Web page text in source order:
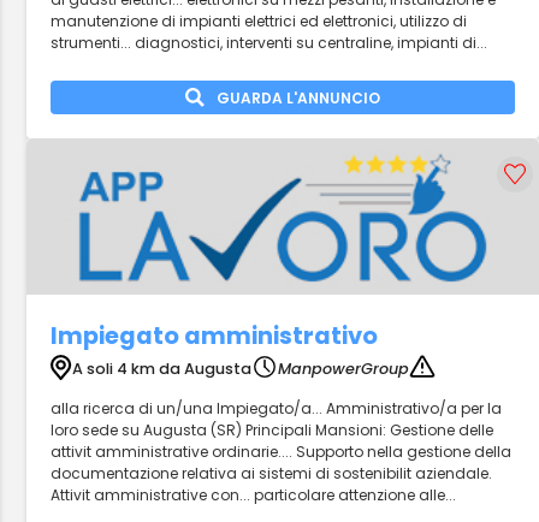
manutenzione di impianti elettrici ed elettronici, utilizzo di
strumenti... diagnostici, interventi su centraline, impianti di...
GUARDA L'ANNUNCIO
Impiegato amministrativo
A soli 4 km da Augusta
ManpowerGroup
alla ricerca di un/una Impiegato/a... Amministrativo/a per la
loro sede su Augusta (SR) Principali Mansioni: Gestione delle
attivit amministrative ordinarie.... Supporto nella gestione della
documentazione relativa ai sistemi di sostenibilit aziendale.
Attivit amministrative con... particolare attenzione alle...